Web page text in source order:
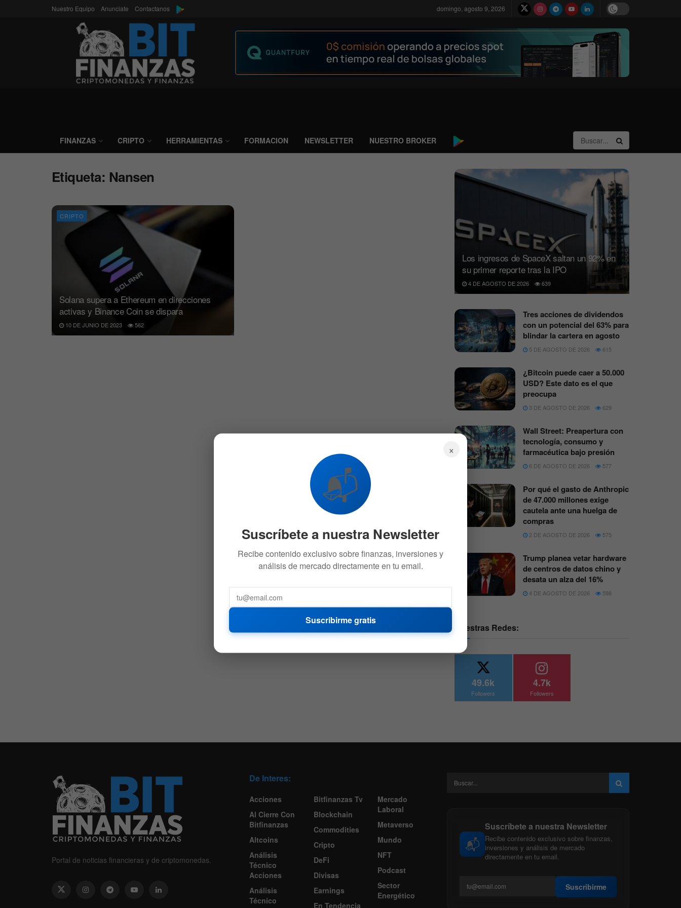
Nuestro Equipo Anunciate Contactanos domingo, agosto 9, 2026
FINANZAS CRIPTO HERRAMIENTAS FORMACION NEWSLETTER NUESTRO BROKER
Etiqueta: Nansen
CRIPTO
Solana supera a Ethereum en direcciones
activas y Binance Coin se dispara
10 DE JUNIO DE 2023 562
Los ingresos de SpaceX saltan un 92% en
su primer reporte tras la IPO
4 DE AGOSTO DE 2026 639
Tres acciones de dividendos
con un potencial del 63% para
blindar la cartera en agosto
5 DE AGOSTO DE 2026 615
¿Bitcoin puede caer a 50.000
USD? Este dato es el que
preocupa
3 DE AGOSTO DE 2026 629
Wall Street: Preapertura con
tecnología, consumo y
farmacéutica bajo presión
6 DE AGOSTO DE 2026 577
Por qué el gasto de Anthropic
de 47.000 millones exige
cautela ante una huelga de
compras
2 DE AGOSTO DE 2026 575
Trump planea vetar hardware
de centros de datos chino y
desata un alza del 16%
4 DE AGOSTO DE 2026 598
Nuestras Redes:
49.6k
Followers
4.7k
Followers
Portal de noticias financieras y de criptomonedas.
De Interes:
Acciones
Al Cierre Con
Bitfinanzas
Altcoins
Análisis
Técnico
Acciones
Análisis
Técnico
Bitfinanzas Tv
Blockchain
Commodities
Cripto
DeFi
Divisas
Earnings
En Tendencia
Mercado
Laboral
Metaverso
Mundo
NFT
Podcast
Sector
Energético
📬
Suscríbete a nuestra Newsletter
Recibe contenido exclusivo sobre finanzas,
inversiones y análisis de mercado
directamente en tu email.
Suscribirme
×
📬
Suscríbete a nuestra Newsletter
Recibe contenido exclusivo sobre finanzas, inversiones y
análisis de mercado directamente en tu email.
Suscribirme gratis